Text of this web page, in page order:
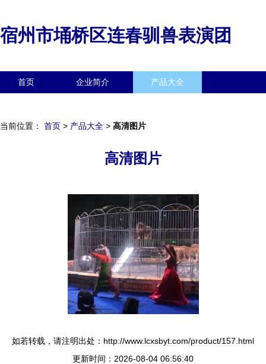
宿州市埇桥区连春驯兽表演团
首页 企业简介 产品大全
当前位置： 首页 > 产品大全 > 高清图片
高清图片
如若转载，请注明出处：http://www.lcxsbyt.com/product/157.html
更新时间：2026-08-04 06:56:40